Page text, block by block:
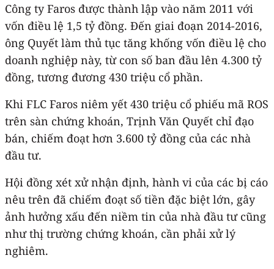
Công ty Faros được thành lập vào năm 2011 với
vốn điều lệ 1,5 tỷ đồng. Đến giai đoạn 2014-2016,
ông Quyết làm thủ tục tăng khống vốn điều lệ cho
doanh nghiệp này, từ con số ban đầu lên 4.300 tỷ
đồng, tương đương 430 triệu cổ phần.
Khi FLC Faros niêm yết 430 triệu cổ phiếu mã ROS
trên sàn chứng khoán, Trịnh Văn Quyết chỉ đạo
bán, chiếm đoạt hơn 3.600 tỷ đồng của các nhà
đầu tư.
Hội đồng xét xử nhận định, hành vi của các bị cáo
nêu trên đã chiếm đoạt số tiền đặc biệt lớn, gây
ảnh hưởng xấu đến niềm tin của nhà đầu tư cũng
như thị trường chứng khoán, cần phải xử lý
nghiêm.